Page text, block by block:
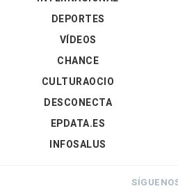
DEPORTES
VÍDEOS
CHANCE
CULTURAOCIO
DESCONECTA
EPDATA.ES
INFOSALUS